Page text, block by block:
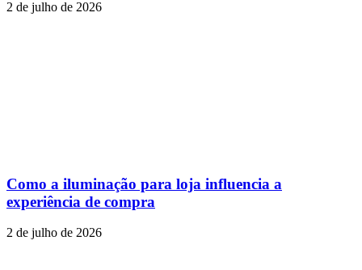
2 de julho de 2026
Como a iluminação para loja influencia a
experiência de compra
2 de julho de 2026